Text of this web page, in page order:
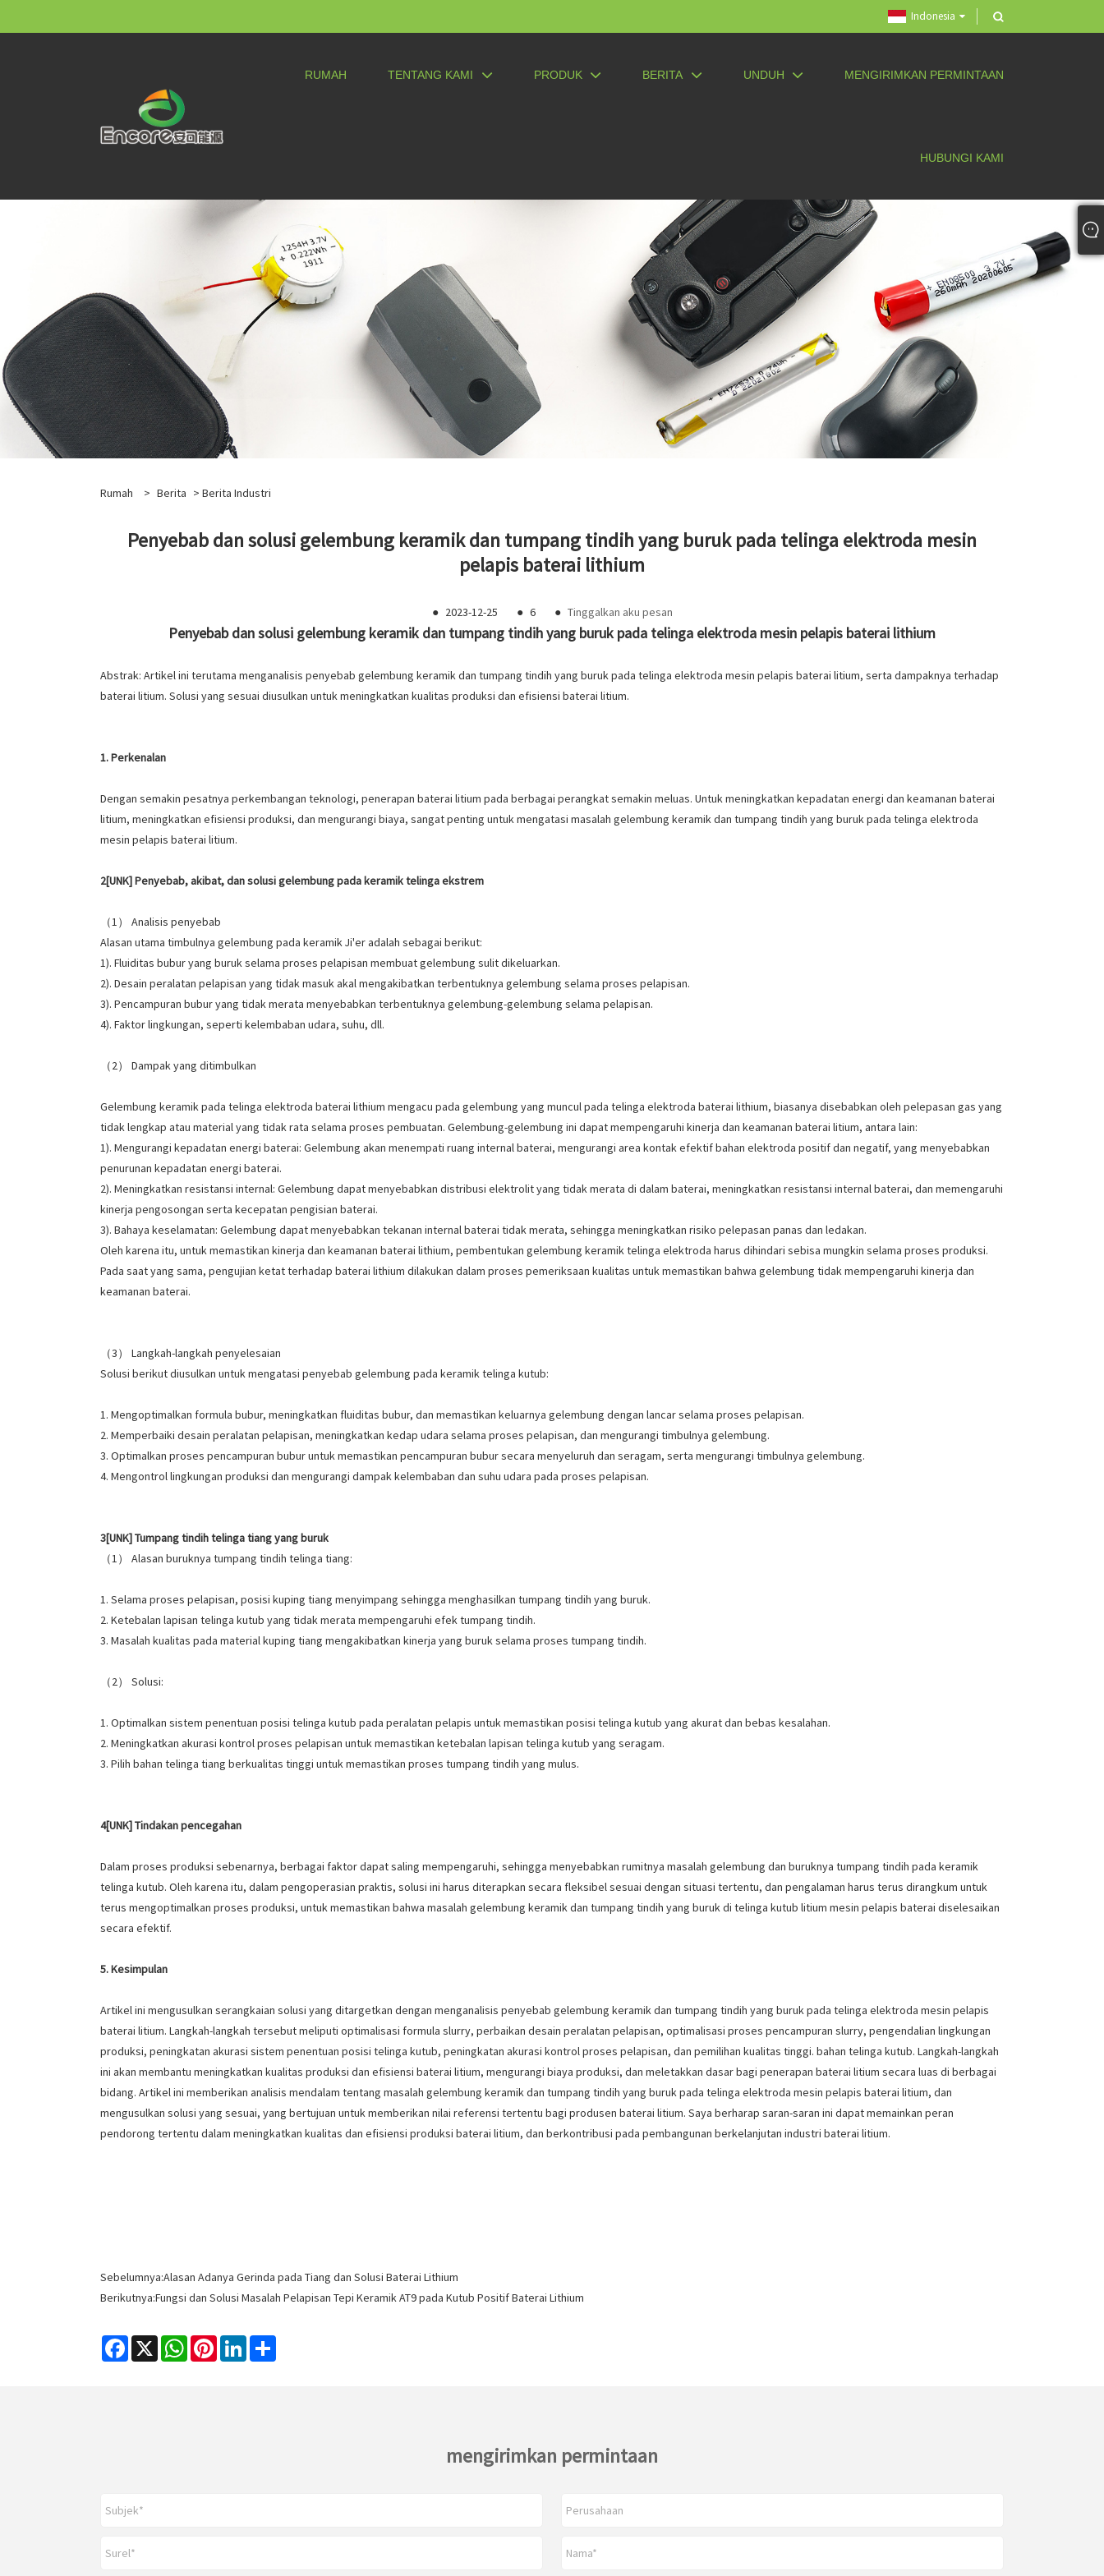
Indonesia
RUMAH TENTANG KAMI PRODUK BERITA UNDUH MENGIRIMKAN PERMINTAAN
HUBUNGI KAMI
Rumah > Berita > Berita Industri
Penyebab dan solusi gelembung keramik dan tumpang tindih yang buruk pada telinga elektroda mesin
pelapis baterai lithium
● 2023-12-25 ● 6 ● Tinggalkan aku pesan
Penyebab dan solusi gelembung keramik dan tumpang tindih yang buruk pada telinga elektroda mesin pelapis baterai lithium
Abstrak: Artikel ini terutama menganalisis penyebab gelembung keramik dan tumpang tindih yang buruk pada telinga elektroda mesin pelapis baterai litium, serta dampaknya terhadap
baterai litium. Solusi yang sesuai diusulkan untuk meningkatkan kualitas produksi dan efisiensi baterai litium.
1. Perkenalan
Dengan semakin pesatnya perkembangan teknologi, penerapan baterai litium pada berbagai perangkat semakin meluas. Untuk meningkatkan kepadatan energi dan keamanan baterai
litium, meningkatkan efisiensi produksi, dan mengurangi biaya, sangat penting untuk mengatasi masalah gelembung keramik dan tumpang tindih yang buruk pada telinga elektroda
mesin pelapis baterai litium.
2[UNK] Penyebab, akibat, dan solusi gelembung pada keramik telinga ekstrem
（1） Analisis penyebab
Alasan utama timbulnya gelembung pada keramik Ji'er adalah sebagai berikut:
1). Fluiditas bubur yang buruk selama proses pelapisan membuat gelembung sulit dikeluarkan.
2). Desain peralatan pelapisan yang tidak masuk akal mengakibatkan terbentuknya gelembung selama proses pelapisan.
3). Pencampuran bubur yang tidak merata menyebabkan terbentuknya gelembung-gelembung selama pelapisan.
4). Faktor lingkungan, seperti kelembaban udara, suhu, dll.
（2） Dampak yang ditimbulkan
Gelembung keramik pada telinga elektroda baterai lithium mengacu pada gelembung yang muncul pada telinga elektroda baterai lithium, biasanya disebabkan oleh pelepasan gas yang
tidak lengkap atau material yang tidak rata selama proses pembuatan. Gelembung-gelembung ini dapat mempengaruhi kinerja dan keamanan baterai litium, antara lain:
1). Mengurangi kepadatan energi baterai: Gelembung akan menempati ruang internal baterai, mengurangi area kontak efektif bahan elektroda positif dan negatif, yang menyebabkan
penurunan kepadatan energi baterai.
2). Meningkatkan resistansi internal: Gelembung dapat menyebabkan distribusi elektrolit yang tidak merata di dalam baterai, meningkatkan resistansi internal baterai, dan memengaruhi
kinerja pengosongan serta kecepatan pengisian baterai.
3). Bahaya keselamatan: Gelembung dapat menyebabkan tekanan internal baterai tidak merata, sehingga meningkatkan risiko pelepasan panas dan ledakan.
Oleh karena itu, untuk memastikan kinerja dan keamanan baterai lithium, pembentukan gelembung keramik telinga elektroda harus dihindari sebisa mungkin selama proses produksi.
Pada saat yang sama, pengujian ketat terhadap baterai lithium dilakukan dalam proses pemeriksaan kualitas untuk memastikan bahwa gelembung tidak mempengaruhi kinerja dan
keamanan baterai.
（3） Langkah-langkah penyelesaian
Solusi berikut diusulkan untuk mengatasi penyebab gelembung pada keramik telinga kutub:
1. Mengoptimalkan formula bubur, meningkatkan fluiditas bubur, dan memastikan keluarnya gelembung dengan lancar selama proses pelapisan.
2. Memperbaiki desain peralatan pelapisan, meningkatkan kedap udara selama proses pelapisan, dan mengurangi timbulnya gelembung.
3. Optimalkan proses pencampuran bubur untuk memastikan pencampuran bubur secara menyeluruh dan seragam, serta mengurangi timbulnya gelembung.
4. Mengontrol lingkungan produksi dan mengurangi dampak kelembaban dan suhu udara pada proses pelapisan.
3[UNK] Tumpang tindih telinga tiang yang buruk
（1） Alasan buruknya tumpang tindih telinga tiang:
1. Selama proses pelapisan, posisi kuping tiang menyimpang sehingga menghasilkan tumpang tindih yang buruk.
2. Ketebalan lapisan telinga kutub yang tidak merata mempengaruhi efek tumpang tindih.
3. Masalah kualitas pada material kuping tiang mengakibatkan kinerja yang buruk selama proses tumpang tindih.
（2） Solusi:
1. Optimalkan sistem penentuan posisi telinga kutub pada peralatan pelapis untuk memastikan posisi telinga kutub yang akurat dan bebas kesalahan.
2. Meningkatkan akurasi kontrol proses pelapisan untuk memastikan ketebalan lapisan telinga kutub yang seragam.
3. Pilih bahan telinga tiang berkualitas tinggi untuk memastikan proses tumpang tindih yang mulus.
4[UNK] Tindakan pencegahan
Dalam proses produksi sebenarnya, berbagai faktor dapat saling mempengaruhi, sehingga menyebabkan rumitnya masalah gelembung dan buruknya tumpang tindih pada keramik
telinga kutub. Oleh karena itu, dalam pengoperasian praktis, solusi ini harus diterapkan secara fleksibel sesuai dengan situasi tertentu, dan pengalaman harus terus dirangkum untuk
terus mengoptimalkan proses produksi, untuk memastikan bahwa masalah gelembung keramik dan tumpang tindih yang buruk di telinga kutub litium mesin pelapis baterai diselesaikan
secara efektif.
5. Kesimpulan
Artikel ini mengusulkan serangkaian solusi yang ditargetkan dengan menganalisis penyebab gelembung keramik dan tumpang tindih yang buruk pada telinga elektroda mesin pelapis
baterai litium. Langkah-langkah tersebut meliputi optimalisasi formula slurry, perbaikan desain peralatan pelapisan, optimalisasi proses pencampuran slurry, pengendalian lingkungan
produksi, peningkatan akurasi sistem penentuan posisi telinga kutub, peningkatan akurasi kontrol proses pelapisan, dan pemilihan kualitas tinggi. bahan telinga kutub. Langkah-langkah
ini akan membantu meningkatkan kualitas produksi dan efisiensi baterai litium, mengurangi biaya produksi, dan meletakkan dasar bagi penerapan baterai litium secara luas di berbagai
bidang. Artikel ini memberikan analisis mendalam tentang masalah gelembung keramik dan tumpang tindih yang buruk pada telinga elektroda mesin pelapis baterai litium, dan
mengusulkan solusi yang sesuai, yang bertujuan untuk memberikan nilai referensi tertentu bagi produsen baterai litium. Saya berharap saran-saran ini dapat memainkan peran
pendorong tertentu dalam meningkatkan kualitas dan efisiensi produksi baterai litium, dan berkontribusi pada pembangunan berkelanjutan industri baterai litium.
Sebelumnya:Alasan Adanya Gerinda pada Tiang dan Solusi Baterai Lithium
Berikutnya:Fungsi dan Solusi Masalah Pelapisan Tepi Keramik AT9 pada Kutub Positif Baterai Lithium
Facebook
X WhatsAppPinterestLinkedIn
mengirimkan permintaan